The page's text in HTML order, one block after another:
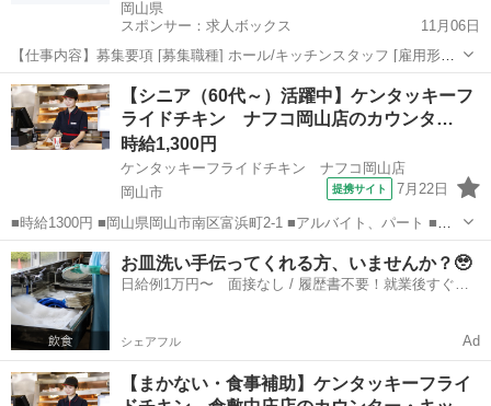
岡山県
スポンサー：求人ボックス
11月06日
【仕事内容】募集要項 [募集職種] ホール/キッチンスタッフ [雇用形態]
アルバイト・パート [仕事内容] イオンモール岡山の韓国料理店<ワン
ジョン! イオンモール岡山店>でアルバイト・パートスタッフを募集!
幅広い年代のスタッ...
アルバイト・パート
【シニア（60代～）活躍中】ケンタッキーフ
ライドチキン ナフコ岡山店のカウンタ…
時給1,300円
ケンタッキーフライドチキン ナフコ岡山店
岡山市
提携サイト 7月22日
■時給1300円 ■岡山県岡山市南区富浜町2-1 ■アルバイト、パート ■未
経験歓迎、高校生OK、フリーター歓迎、ミドル（40代～）活躍中、エ
ルダー（50代～）活躍中、シニア（60代～）活躍中、ボーナス・賞与
あり、昇給あり、...
岡山 岡山市 ファーストフード
お皿洗い手伝ってくれる方、いませんか？🥹
日給例1万円〜 面接なし / 履歴書不要！就業後すぐに
シェアフル Ad
【まかない・食事補助】ケンタッキーフライ